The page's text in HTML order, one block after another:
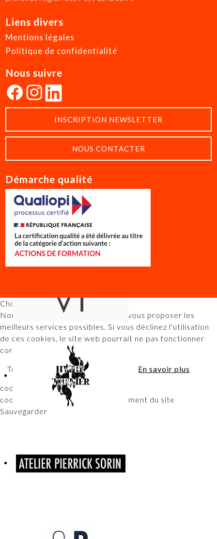
Liens divers
Mentions légales
Politique de confidentialité
Nous suivre
Facebook
Instagram
INSCRIPTION NEWSLETTER
NOUS CONTACTER
Démarche qualité
Choix utilisateur pour les Cookies
Nous utilisons des cookies afin de vous proposer les
meilleurs services possibles. Si vous déclinez l'utilisation
de ces cookies, le site web pourrait ne pas fonctionner
correctement.
Tout accepter Tout décliner En savoir plus
cookies essentiels
cookies nécéssaires au fonctionnement du site
Sauvegarder